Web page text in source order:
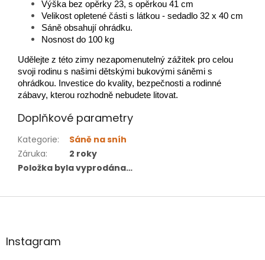
Výška bez opěrky 23, s opěrkou 41 cm
Velikost opletené části s látkou - sedadlo 32 x 40 cm
Sáně obsahují ohrádku.
Nosnost do 100 kg
Udělejte z této zimy nezapomenutelný zážitek pro celou
svoji rodinu s našimi dětskými bukovými sáněmi s
ohrádkou. Investice do kvality, bezpečnosti a rodinné
zábavy, kterou rozhodně nebudete litovat.
Doplňkové parametry
Kategorie:
Sáně na sníh
Záruka:
2 roky
Položka byla vyprodána…
Z
aInstagram